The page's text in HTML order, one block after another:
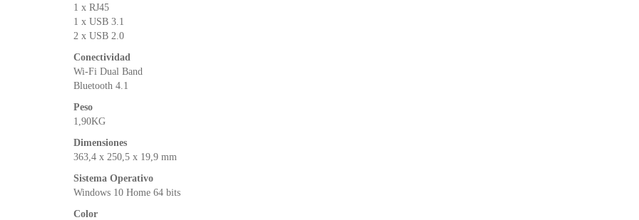
1 x RJ45
1 x USB 3.1
2 x USB 2.0
Conectividad
Wi-Fi Dual Band
Bluetooth 4.1
Peso
1,90KG
Dimensiones
363,4 x 250,5 x 19,9 mm
Sistema Operativo
Windows 10 Home 64 bits
Color